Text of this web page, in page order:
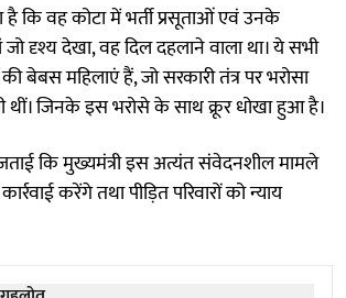
कि वह कोटा में भर्ती प्रसूताओं एवं उनके
जो दृश्य देखा, वह दिल दहलाने वाला था। ये सभी
बेबस महिलाएं हैं, जो सरकारी तंत्र पर भरोसा
जिनके इस भरोसे के साथ क्रूर धोखा हुआ है।
जताई कि मुख्यमंत्री इस अत्यंत संवेदनशील मामले
करेंगे तथा पीड़ित परिवारों को न्याय